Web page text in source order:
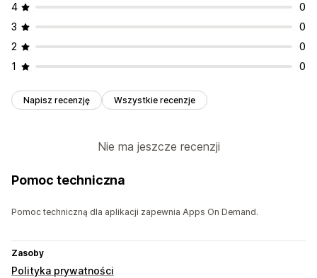
4
0
3
0
2
0
1
0
Napisz recenzję Wszystkie recenzje
Nie ma jeszcze recenzji
Pomoc techniczna
Pomoc techniczną dla aplikacji zapewnia Apps On Demand.
Zasoby
Polityka prywatności